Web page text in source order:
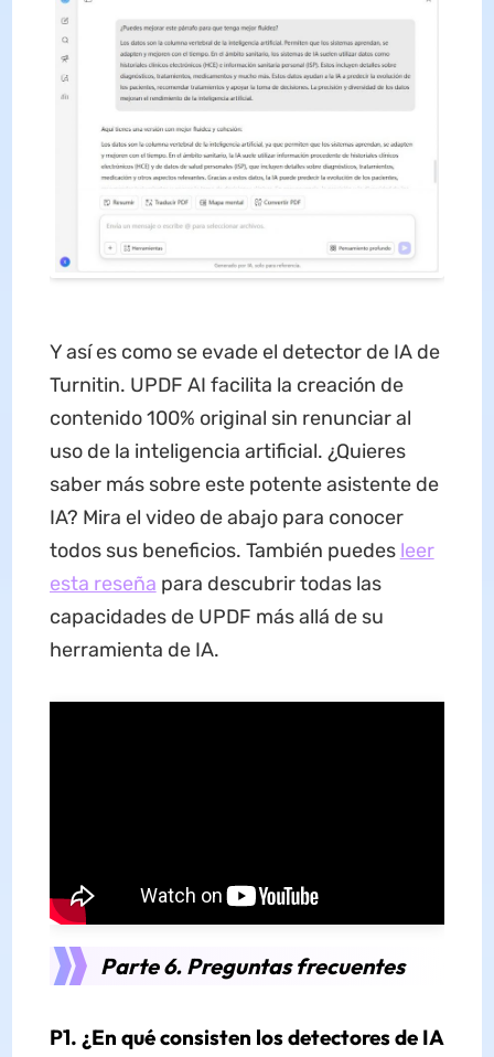
Y así es como se evade el detector de IA de
Turnitin. UPDF AI facilita la creación de
contenido 100% original sin renunciar al
uso de la inteligencia artificial. ¿Quieres
saber más sobre este potente asistente de
IA? Mira el video de abajo para conocer
todos sus beneficios. También puedes leer
esta reseña para descubrir todas las
capacidades de UPDF más allá de su
herramienta de IA.
Parte 6. Preguntas frecuentes
P1. ¿En qué consisten los detectores de IA